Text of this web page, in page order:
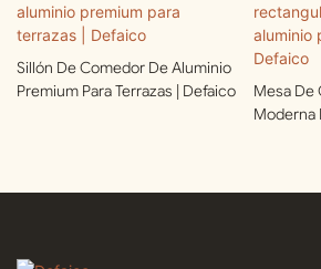
Sillón De Comedor De Aluminio
Premium Para Terrazas | Defaico
Mesa De
Moderna